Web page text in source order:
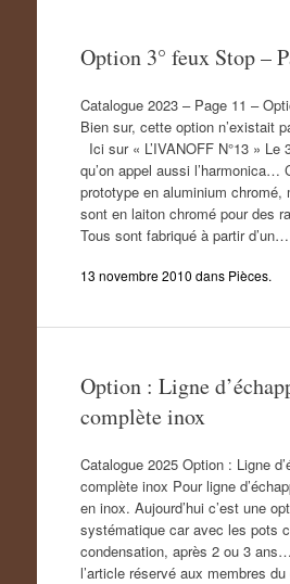
Option 3° feux Stop –
Catalogue 2023 – Page 11 –
Bien sur, cette option n’existait
Ici sur « L’IVANOFF N°13 » Le
qu’on appel aussi l’harmonica…
prototype en aluminium chromé,
sont en laiton chromé pour des
Tous sont fabriqué à partir d’un…
13 novembre 2010 dans Pièces.
Option : Ligne
complète inox
Catalogue 2025 Option : Ligne
complète inox Pour ligne
en inox. Aujourd’hui c’est une
systématique car avec les pots
condensation, après 2 ou 3
l’article réservé aux membres